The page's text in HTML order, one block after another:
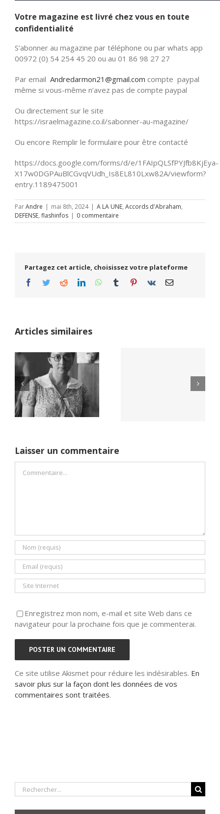
Votre magazine est livré chez vous en toute
confidentialité
S’abonner au magazine par téléphone ou par whats app
00972 (0) 54 254 45 20 ou au 01 86 98 27 27
Par email Andredarmon21@gmail.com compte paypal
même si vous-même n’avez pas de compte paypal
Ou directement sur le site
https://israelmagazine.co.il/sabonner-au-magazine/
Ou encore Remplir le formulaire pour être contacté
https://docs.google.com/forms/d/e/1FAIpQLSfPYJfb8KjEya-
X17w0DGPAuBlCGvqVUdh_Is8EL810Lxw82A/viewform?
entry.1189475001
ParAndre | mai 8th, 2024 | A LA UNE, Accords d'Abraham,
DEFENSE, flashinfos | 0 commentaire
Partagez cet article, choisissez votre plateforme
Facebook
TwitterRedditLinkedInWhatsApp
Tumblr Pinterest
Vk Email
Articles similaires
Netflix Field of
Dreams (1989)
Yaïr Golan : une
Laisser un commentaire
Enregistrez mon nom, e-mail et site Web dans ce
navigateur pour la prochaine fois que je commenterai.
Ce site utilise Akismet pour réduire les indésirables. En
savoir plus sur la façon dont les données de vos
commentaires sont traitées.
Rechercher: